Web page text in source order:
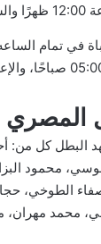
والإعادة في الساعة
المصري
البطل كل من:
لوسي، محمود
الطوخي،
مهران،